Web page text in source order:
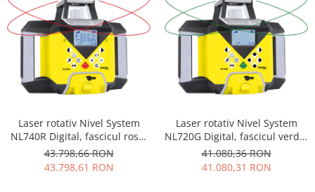
Laser rotativ Nivel System
NL740R Digital, fascicul rosu,
planuri verticale si orizontale
cu pante, raza de actiune de
pana la 700 m, autoaliniere
43.798,66 RON
43.798,61 RON
Laser rotativ Nivel System
NL720G Digital, fascicul verde,
planuri verticale si orizontale
cu pante, raza de actiune de
pana la 700 m, autoaliniere
41.080,36 RON
41.080,31 RON